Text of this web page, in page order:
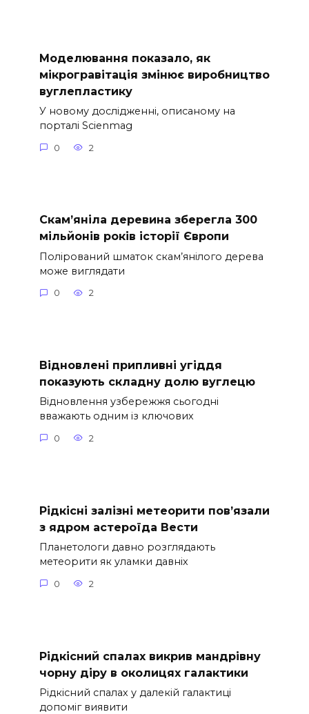
Моделювання показало, як
мікрогравітація змінює виробництво
вуглепластику
У новому дослідженні, описаному на
порталі Scienmag
0 2
Скам’яніла деревина зберегла 300
мільйонів років історії Європи
Полірований шматок скам’янілого дерева
може виглядати
0 2
Відновлені припливні угіддя
показують складну долю вуглецю
Відновлення узбережжя сьогодні
вважають одним із ключових
0 2
Рідкісні залізні метеорити пов’язали
з ядром астероїда Вести
Планетологи давно розглядають
метеорити як уламки давніх
0 2
Рідкісний спалах викрив мандрівну
чорну діру в околицях галактики
Рідкісний спалах у далекій галактиці
допоміг виявити